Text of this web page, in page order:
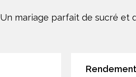
Un mariage parfait de sucré et